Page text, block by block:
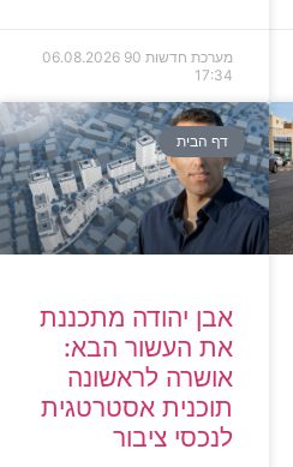
מערכת חדשות 90
06.08.2026
17:34
דף הבית
אבן יהודה מתכננת
את העשור הבא:
אושרה לראשונה
תוכנית אסטרטגית
לנכסי ציבור